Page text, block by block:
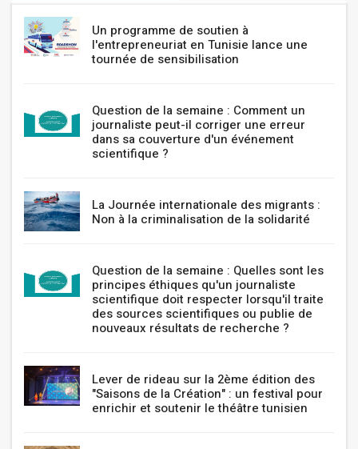
Un programme de soutien à
l'entrepreneuriat en Tunisie lance une
tournée de sensibilisation
Question de la semaine : Comment un
journaliste peut-il corriger une erreur
dans sa couverture d'un événement
scientifique ?
La Journée internationale des migrants :
Non à la criminalisation de la solidarité
Question de la semaine : Quelles sont les
principes éthiques qu'un journaliste
scientifique doit respecter lorsqu'il traite
des sources scientifiques ou publie de
nouveaux résultats de recherche ?
Lever de rideau sur la 2ème édition des
"Saisons de la Création" : un festival pour
enrichir et soutenir le théâtre tunisien